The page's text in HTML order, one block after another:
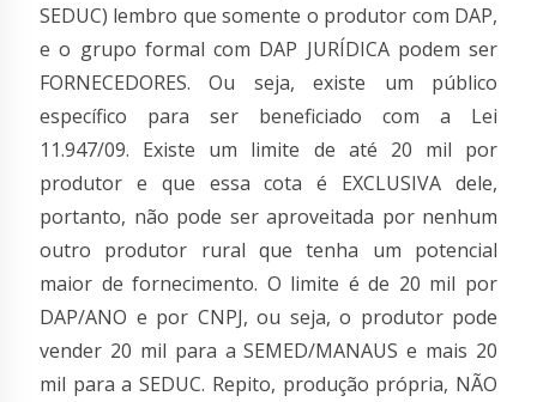
SEDUC) lembro que somente o produtor com DAP,
e o grupo formal com DAP JURÍDICA podem ser
FORNECEDORES. Ou seja, existe um público
específico para ser beneficiado com a Lei
11.947/09. Existe um limite de até 20 mil por
produtor e que essa cota é EXCLUSIVA dele,
portanto, não pode ser aproveitada por nenhum
outro produtor rural que tenha um potencial
maior de fornecimento. O limite é de 20 mil por
DAP/ANO e por CNPJ, ou seja, o produtor pode
vender 20 mil para a SEMED/MANAUS e mais 20
mil para a SEDUC. Repito, produção própria, NÃO